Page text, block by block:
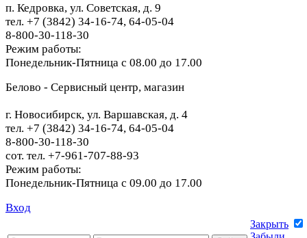
п. Кедровка, ул. Советская, д. 9
тел. +7 (3842) 34-16-74, 64-05-04
8-800-30-118-30
Режим работы:
Понедельник-Пятница с 08.00 до 17.00
Белово - Сервисный центр, магазин
г. Новосибирск, ул. Варшавская, д. 4
тел. +7 (3842) 34-16-74, 64-05-04
8-800-30-118-30
сот. тел. +7-961-707-88-93
Режим работы:
Понедельник-Пятница с 09.00 до 17.00
Вход
Закрыть